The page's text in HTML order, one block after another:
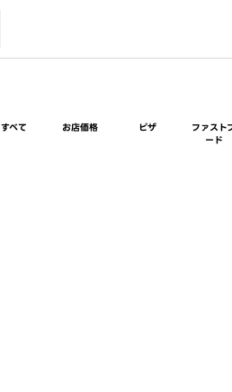
すべて お店価格 ピザ
ファスト
ード